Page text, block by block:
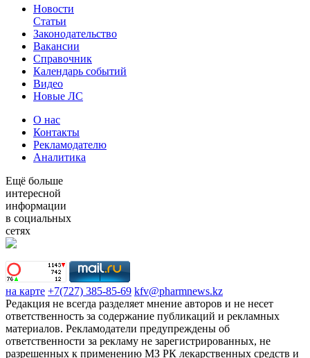
Новости
Статьи
Законодательство
Вакансии
Справочник
Календарь событий
Видео
Новые ЛС
О нас
Контакты
Рекламодателю
Аналитика
Ещё больше
интересной
информации
в социальных
сетях
на карте +7(727) 385-85-69 kfv@pharmnews.kz
Редакция не всегда разделяет мнение авторов и не несет
ответственность за содержание публикаций и рекламных
материалов. Рекламодатели предупреждены об
ответственности за рекламу не зарегистрированных, не
разрешенных к применению МЗ РК лекарственных средств и